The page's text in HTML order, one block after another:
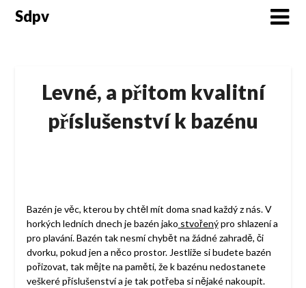
SkipSdpv
Levné, a přitom kvalitní
příslušenství k bazénu
Bazén je věc, kterou by chtěl mít doma snad každý z nás. V
horkých ledních dnech je bazén jako stvořenýpro shlazení a
pro plavání. Bazén tak nesmí chybět na žádné zahradě, či
dvorku, pokud jen a něco prostor. Jestliže si budete bazén
pořizovat, tak mějte na paměti, že k bazénu nedostanete
veškeré příslušenství a je tak potřeba si nějaké nakoupit.